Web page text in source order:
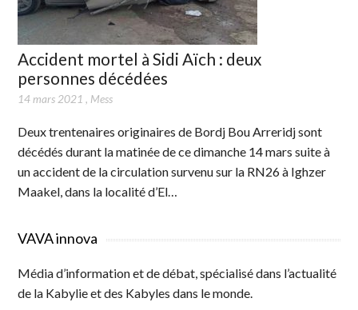
Accident mortel à Sidi Aïch : deux
personnes décédées
14 mars 2021 , Mess
Deux trentenaires originaires de Bordj Bou Arreridj sont
décédés durant la matinée de ce dimanche 14 mars suite à
un accident de la circulation survenu sur la RN26 à Ighzer
Maakel, dans la localité d’El…
VAVA innova
Média d’information et de débat, spécialisé dans l’actualité
de la Kabylie et des Kabyles dans le monde.